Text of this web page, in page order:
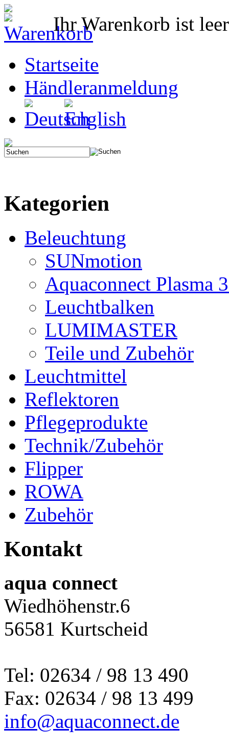
Ihr Warenkorb ist
Startseite
Händleranmeldung
Kategorien
Beleuchtung
SUNmotion
Aquaconnect Plasma
Leuchtbalken
LUMIMASTER
Teile und Zubehör
Leuchtmittel
Reflektoren
Pflegeprodukte
Technik/Zubehör
Flipper
ROWA
Zubehör
Kontakt
aqua connect
Wiedhöhenstr.6
56581 Kurtscheid
Tel: 02634 / 98 13 490
Fax: 02634 / 98 13 499
info@aquaconnect.de